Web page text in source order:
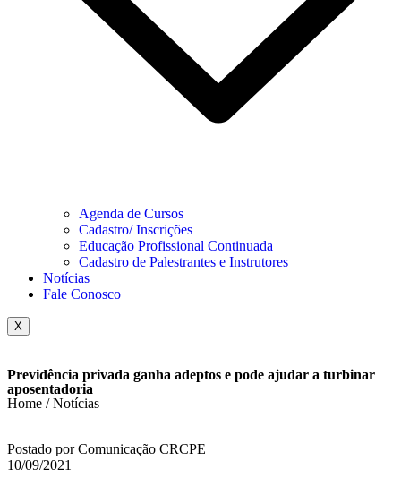
Agenda de Cursos
Cadastro/ Inscrições
Educação Profissional Continuada
Cadastro de Palestrantes e Instrutores
Notícias
Fale Conosco
X
Previdência privada ganha adeptos e pode ajudar a turbinar
aposentadoria
Home / Notícias
Postado por Comunicação CRCPE
10/09/2021